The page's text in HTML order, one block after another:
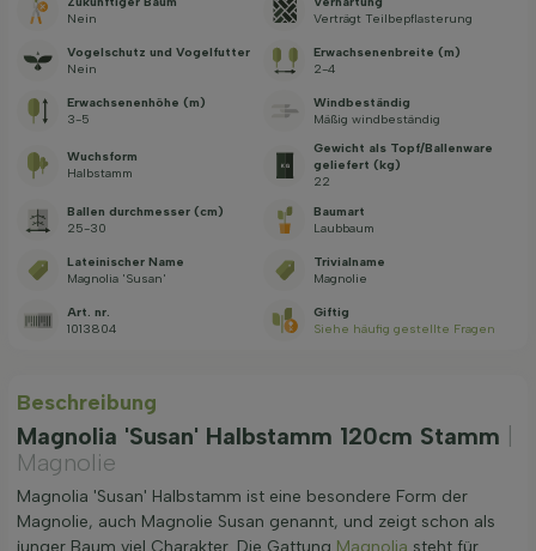
Nein
Verträgt Teilbepflasterung
Vogelschutz und Vogelfutter
Nein
Erwachsenenbreite (m)
2-4
Erwachsenenhöhe (m)
3-5
Windbeständig
Mäßig windbeständig
Wuchsform
Halbstamm
Gewicht als Topf/Ballenware
geliefert (kg)
22
Ballen durchmesser (cm)
25-30
Baumart
Laubbaum
Lateinischer Name
Magnolia 'Susan'
Trivialname
Magnolie
Art. nr.
1013804
Giftig
Siehe häufig gestellte Fragen
Beschreibung
Magnolia 'Susan' Halbstamm 120cm Stamm
Magnolie
Magnolia 'Susan' Halbstamm ist eine besondere Form der
Magnolie, auch Magnolie Susan genannt, und zeigt schon als
junger Baum viel Charakter. Die Gattung Magnolia steht für